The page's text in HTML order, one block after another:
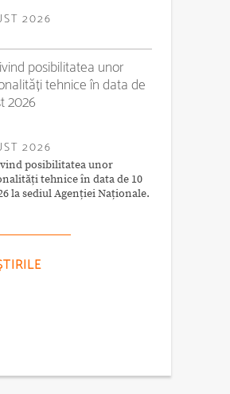
2026
posibilitatea unor
tehnice în data de
2026
2026
posibilitatea unor
tehnice în data de 10
la sediul Agenției Naționale.